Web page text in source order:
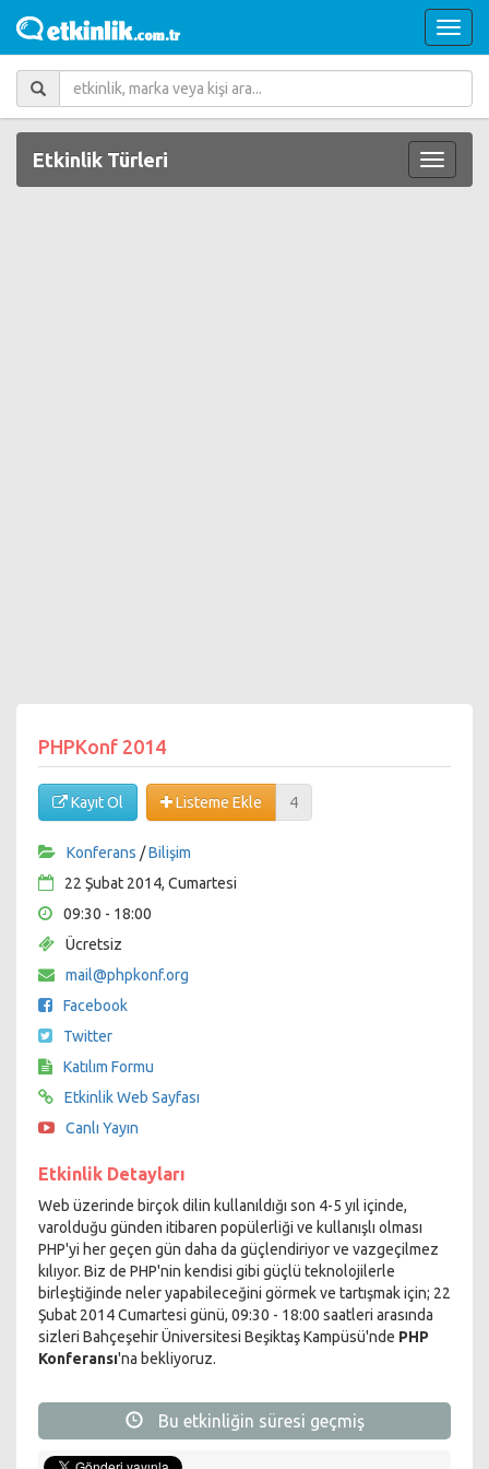
Etkinlik Türleri
PHPKonf 2014
Kayıt Ol Listeme Ekle 4
Konferans /Bilişim
22 Şubat 2014, Cumartesi
09:30 - 18:00
Ücretsiz
mail@phpkonf.org
Facebook
Twitter
Katılım Formu
Etkinlik Web Sayfası
Canlı Yayın
Etkinlik Detayları
Web üzerinde birçok dilin kullanıldığı son 4-5 yıl içinde,
varolduğu günden itibaren popülerliği ve kullanışlı olması
PHP'yi her geçen gün daha da güçlendiriyor ve vazgeçilmez
kılıyor. Biz de PHP'nin kendisi gibi güçlü teknolojilerle
birleştiğinde neler yapabileceğini görmek ve tartışmak için; 22
Şubat 2014 Cumartesi günü, 09:30 - 18:00 saatleri arasında
sizleri Bahçeşehir Üniversitesi Beşiktaş Kampüsü'nde PHP
Konferansı'na bekliyoruz.
Bu etkinliğin süresi geçmiş